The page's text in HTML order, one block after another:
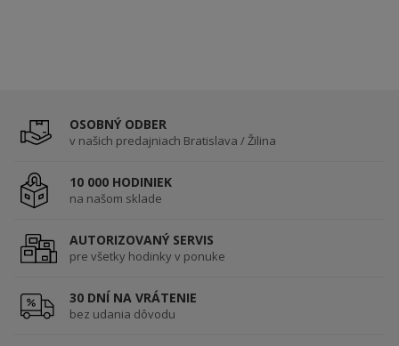
OSOBNÝ ODBER
v našich predajniach Bratislava / Žilina
10 000 HODINIEK
na našom sklade
AUTORIZOVANÝ SERVIS
pre všetky hodinky v ponuke
30 DNÍ NA VRÁTENIE
bez udania dôvodu